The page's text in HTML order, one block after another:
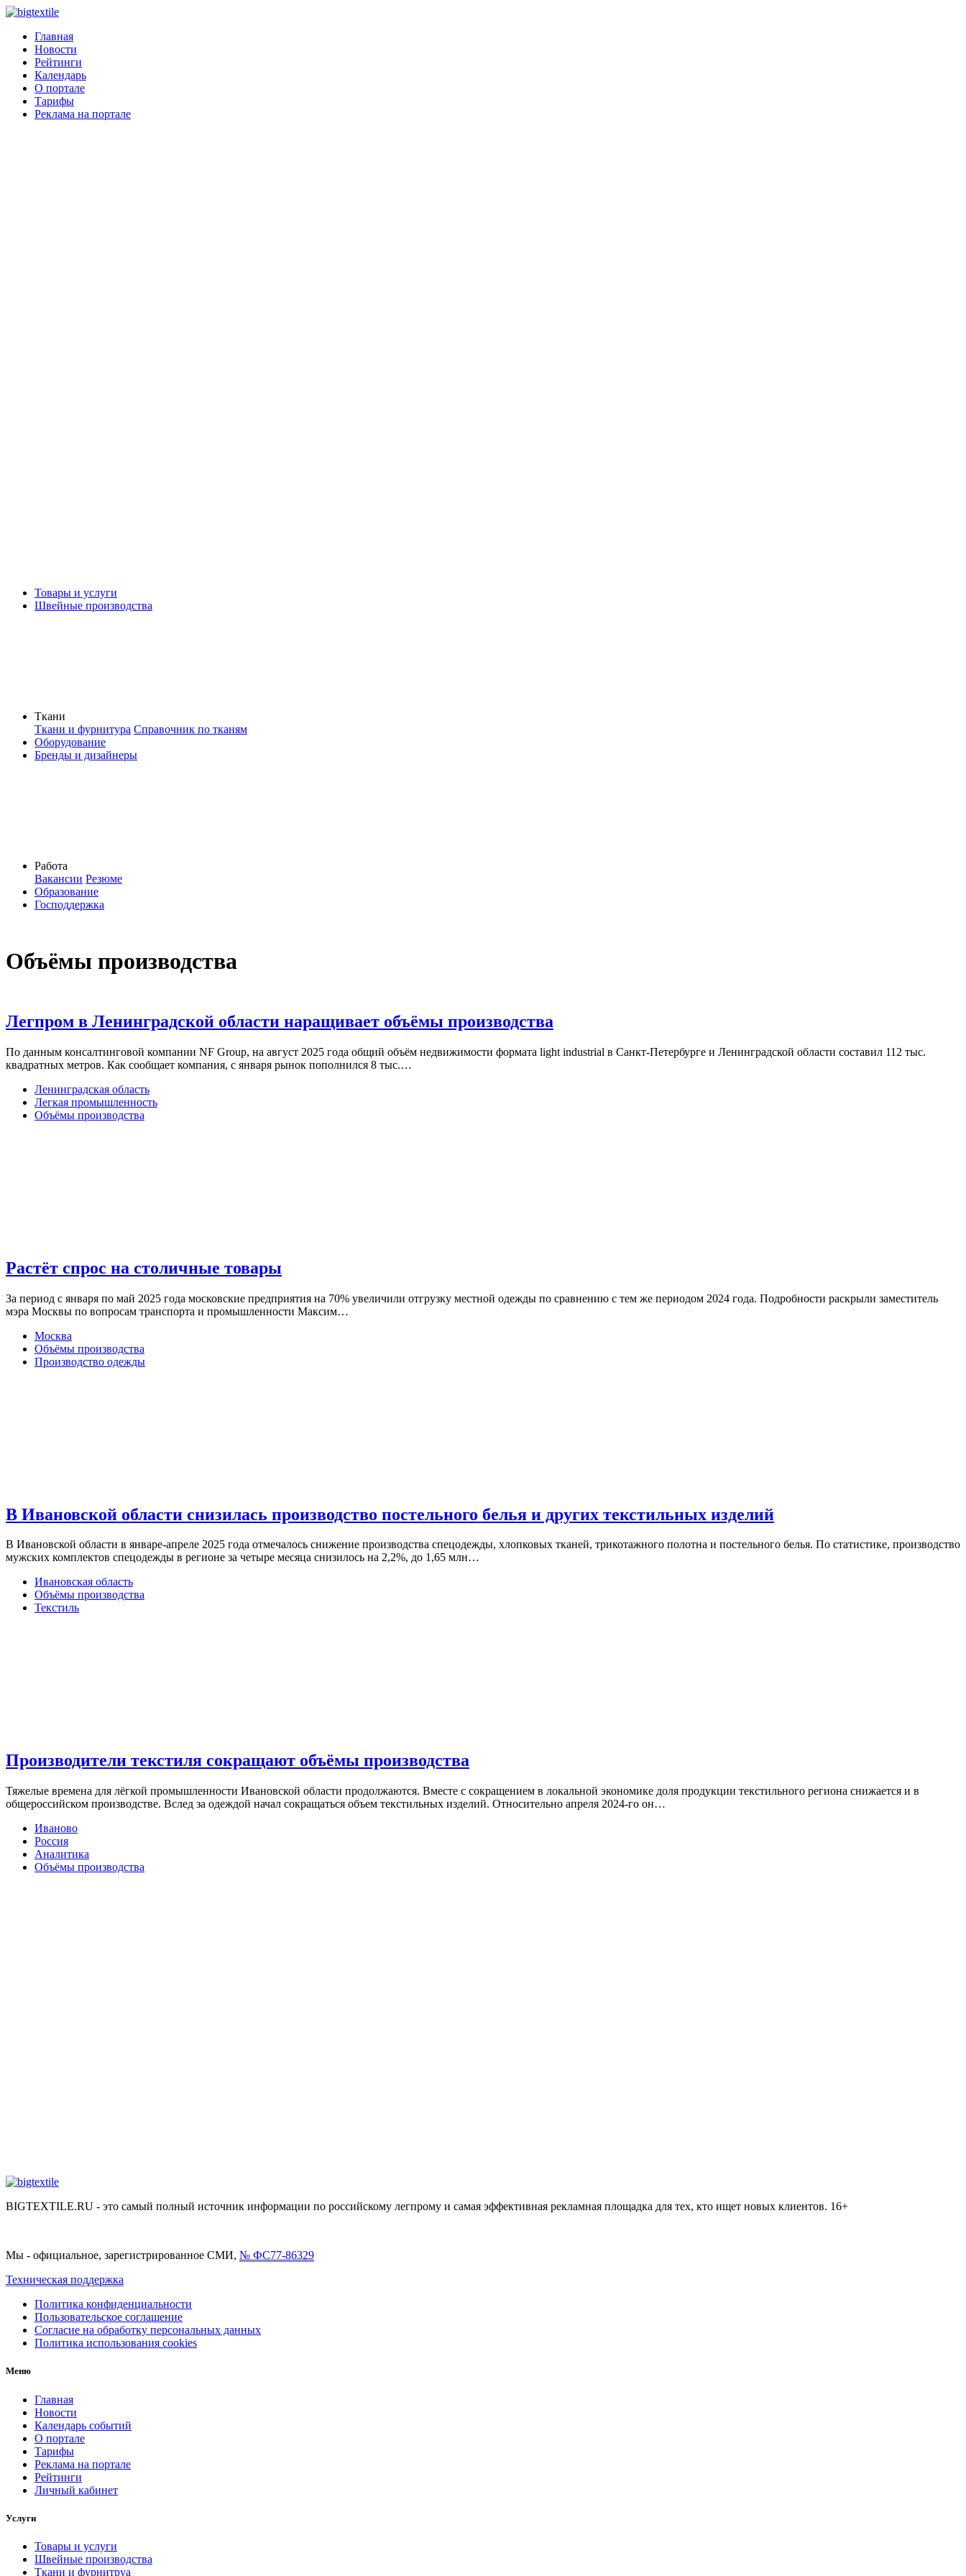
Главная
Новости
Рейтинги
Календарь
О портале
Тарифы
Реклама на портале
Товары и услуги
Швейные производства
Ткани
Ткани и фурнитура Справочник по тканям
Оборудование
Бренды и дизайнеры
Работа
Вакансии Резюме
Образование
Господдержка
Объёмы производства
Легпром в Ленинградской области наращивает объёмы производства
По данным консалтинговой компании NF Group, на август 2025 года общий объём недвижимости формата light industrial в Санкт-Петербурге и Ленинградской области составил 112 тыс.
квадратных метров. Как сообщает компания, с января рынок пополнился 8 тыс.…
Ленинградская область
Легкая промышленность
Объёмы производства
Растёт спрос на столичные товары
За период с января по май 2025 года московские предприятия на 70% увеличили отгрузку местной одежды по сравнению с тем же периодом 2024 года. Подробности раскрыли заместитель
мэра Москвы по вопросам транспорта и промышленности Максим…
Москва
Объёмы производства
Производство одежды
В Ивановской области снизилась производство постельного белья и других текстильных изделий
В Ивановской области в январе-апреле 2025 года отмечалось снижение производства спецодежды, хлопковых тканей, трикотажного полотна и постельного белья. По статистике, производство
мужских комплектов спецодежды в регионе за четыре месяца снизилось на 2,2%, до 1,65 млн…
Ивановская область
Объёмы производства
Текстиль
Производители текстиля сокращают объёмы производства
Тяжелые времена для лёгкой промышленности Ивановской области продолжаются. Вместе с сокращением в локальной экономике доля продукции текстильного региона снижается и в
общероссийском производстве. Вслед за одеждой начал сокращаться объем текстильных изделий. Относительно апреля 2024-го он…
Иваново
Россия
Аналитика
Объёмы производства
BIGTEXTILE.RU - это самый полный источник информации по российскому легпрому и самая эффективная рекламная площадка для тех, кто ищет новых клиентов. 16+
Мы - официальное, зарегистрированное СМИ, № ФС77-86329
Техническая поддержка
Политика конфиденциальности
Пользовательское соглашение
Согласие на обработку персональных данных
Политика использования cookies
Меню
Главная
Новости
Календарь событий
О портале
Тарифы
Реклама на портале
Рейтинги
Личный кабинет
Услуги
Товары и услуги
Швейные производства
Ткани и фурнитруа